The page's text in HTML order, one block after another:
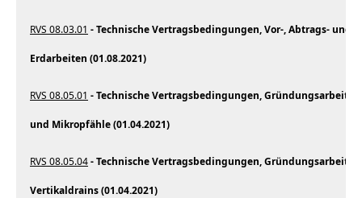
RVS 08.03.01 - Technische Vertragsbedingungen, Vor-, Abtrags- und
Erdarbeiten (01.08.2021)
RVS 08.05.01 - Technische Vertragsbedingungen,
und Mikropfähle (01.04.2021)
RVS 08.05.04- Technische Vertragsbedingungen,
Vertikaldrains (01.04.2021)